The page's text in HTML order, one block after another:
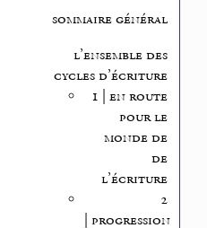
sommaire général
l’ensemble des
cycles d’écriture
1 | en route
pour le
monde de
de
l’écriture
2
| progression